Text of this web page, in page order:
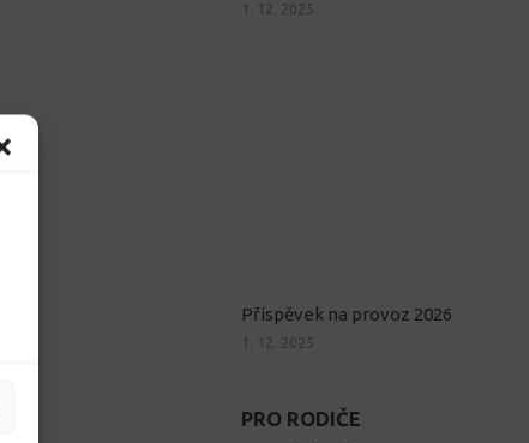
1. 12. 2025
Příspěvek na provoz 2026
1. 12. 2025
PRO RODIČE